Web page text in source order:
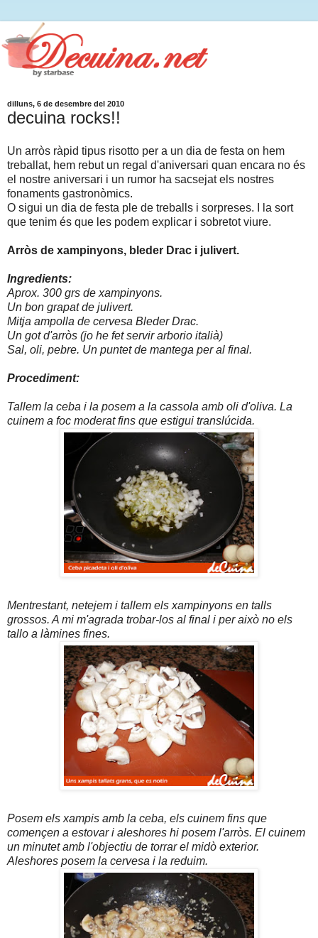
dilluns, 6 de desembre del 2010
decuina rocks!!
Un arròs ràpid tipus risotto per a un dia de festa on hem
treballat, hem rebut un regal d'aniversari quan encara no és
el nostre aniversari i un rumor ha sacsejat els nostres
fonaments gastronòmics.
O sigui un dia de festa ple de treballs i sorpreses. I la sort
que tenim és que les podem explicar i sobretot viure.
Arròs de xampinyons, bleder Drac i julivert.
Ingredients:
Aprox. 300 grs de xampinyons.
Un bon grapat de julivert.
Mitja ampolla de cervesa Bleder Drac.
Un got d'arròs (jo he fet servir arborio italià)
Sal, oli, pebre. Un puntet de mantega per al final.
Procediment:
Tallem la ceba i la posem a la cassola amb oli d'oliva. La
cuinem a foc moderat fins que estigui translúcida.
Mentrestant, netejem i tallem els xampinyons en talls
grossos. A mi m'agrada trobar-los al final i per això no els
tallo a làmines fines.
Posem els xampis amb la ceba, els cuinem fins que
començen a estovar i aleshores hi posem l'arròs. El cuinem
un minutet amb l'objectiu de torrar el midò exterior.
Aleshores posem la cervesa i la reduim.